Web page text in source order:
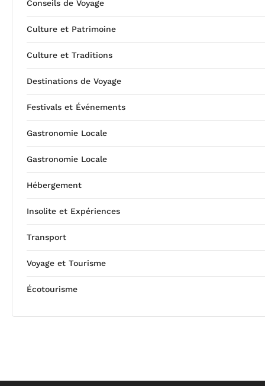
Conseils de Voyage
Culture et Patrimoine
Culture et Traditions
Destinations de Voyage
Festivals et Événements
Gastronomie Locale
Gastronomie Locale
Hébergement
Insolite et Expériences
Transport
Voyage et Tourisme
Écotourisme